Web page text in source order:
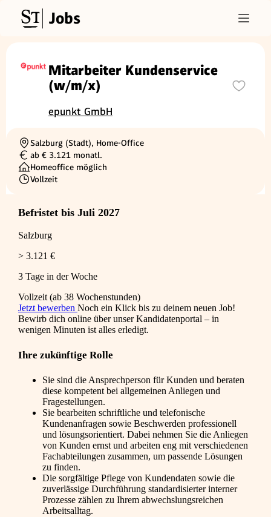
Jobs
Mitarbeiter Kundenservice
(w/m/x)
epunkt GmbH
Ortschaft
Salzburg (Stadt), Home-Office
Gehalt
ab € 3.121 monatl.
Homeoffice möglich
Beschäftigungsart
Vollzeit
Befristet bis Juli 2027
Salzburg
> 3.121 €
3 Tage in der Woche
Vollzeit (ab 38 Wochenstunden)
Jetzt bewerben Noch ein Klick bis zu deinem neuen Job!
Bewirb dich online über unser Kandidatenportal – in
wenigen Minuten ist alles erledigt.
Ihre zukünftige Rolle
Sie sind die Ansprechperson für Kunden und beraten
diese kompetent bei allgemeinen Anliegen und
Fragestellungen.
Sie bearbeiten schriftliche und telefonische
Kundenanfragen sowie Beschwerden professionell
und lösungsorientiert. Dabei nehmen Sie die Anliegen
von Kunden ernst und arbeiten eng mit verschiedenen
Fachabteilungen zusammen, um passende Lösungen
zu finden.
Die sorgfältige Pflege von Kundendaten sowie die
zuverlässige Durchführung standardisierter interner
Prozesse zählen zu Ihrem abwechslungsreichen
Arbeitsalltag.